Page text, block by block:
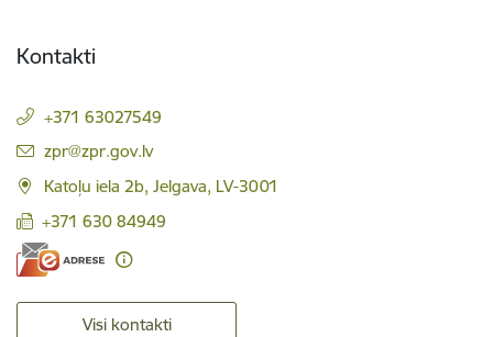
Kontakti
+371 63027549
E-pasts:
zpr@zpr.gov.lv
Katoļu iela 2b, Jelgava, LV-3001
+371 630 84949
Visi kontakti